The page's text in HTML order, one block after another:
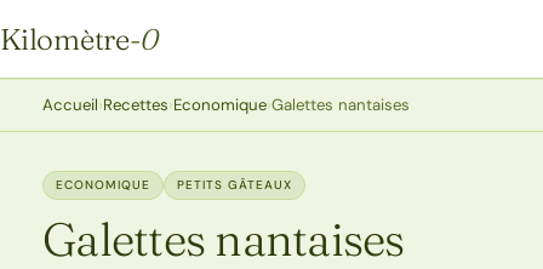
Kilomètre-0
Kilomètre-0
Accueil›Recettes›Economique›Galettes nantaises
ECONOMIQUE PETITS GÂTEAUX
Galettes nantaises